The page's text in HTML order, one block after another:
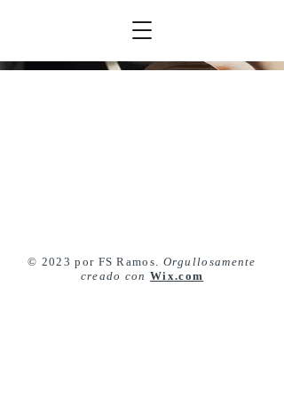
© 2023 por FS Ramos. Orgullosamente
creado con Wix.com